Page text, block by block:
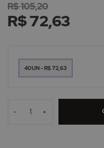
imagens
R$ 72,63
R$ 105,20
40UN - R$ 72,63
- +